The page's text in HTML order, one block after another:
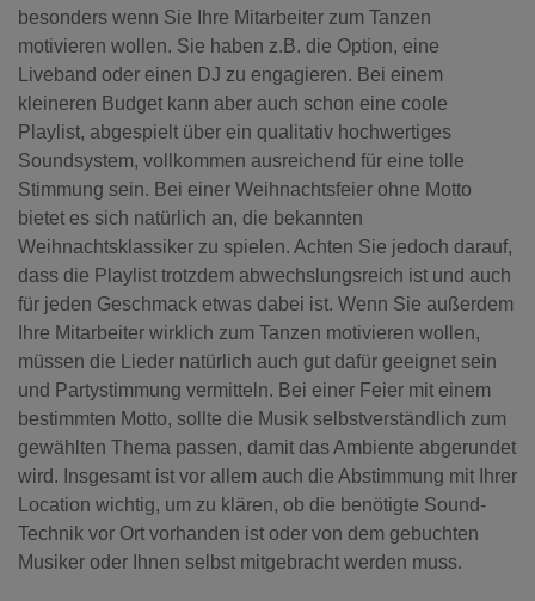
besonders wenn Sie Ihre Mitarbeiter zum Tanzen
motivieren wollen. Sie haben z.B. die Option, eine
Liveband oder einen DJ zu engagieren. Bei einem
kleineren Budget kann aber auch schon eine coole
Playlist, abgespielt über ein qualitativ hochwertiges
Soundsystem, vollkommen ausreichend für eine tolle
Stimmung sein. Bei einer Weihnachtsfeier ohne Motto
bietet es sich natürlich an, die bekannten
Weihnachtsklassiker zu spielen. Achten Sie jedoch darauf,
dass die Playlist trotzdem abwechslungsreich ist und auch
für jeden Geschmack etwas dabei ist. Wenn Sie außerdem
Ihre Mitarbeiter wirklich zum Tanzen motivieren wollen,
müssen die Lieder natürlich auch gut dafür geeignet sein
und Partystimmung vermitteln. Bei einer Feier mit einem
bestimmten Motto, sollte die Musik selbstverständlich zum
gewählten Thema passen, damit das Ambiente abgerundet
wird. Insgesamt ist vor allem auch die Abstimmung mit Ihrer
Location wichtig, um zu klären, ob die benötigte Sound-
Technik vor Ort vorhanden ist oder von dem gebuchten
Musiker oder Ihnen selbst mitgebracht werden muss.